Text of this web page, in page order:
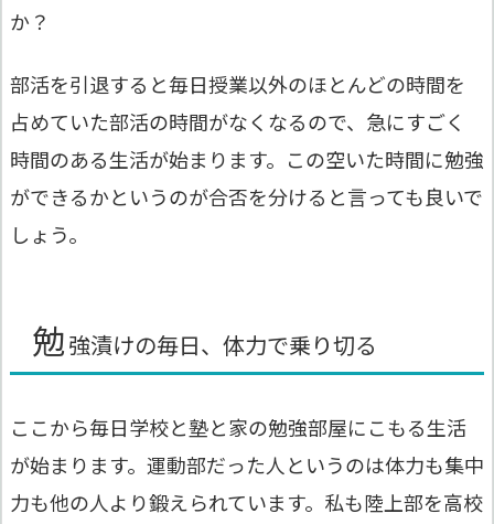
か？
部活を引退すると毎日授業以外のほとんどの時間を
占めていた部活の時間がなくなるので、急にすごく
時間のある生活が始まります。この空いた時間に勉強
ができるかというのが合否を分けると言っても良いで
しょう。
勉強漬けの毎日、体力で乗り切る
ここから毎日学校と塾と家の勉強部屋にこもる生活
が始まります。運動部だった人というのは体力も集中
力も他の人より鍛えられています。私も陸上部を高校